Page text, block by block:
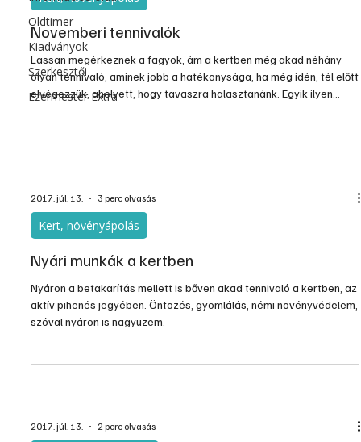
Oldtimer
Kiadványok
Szerkesztői
Ezermester Extra
Novemberi tennivalók
Lassan megérkeznek a fagyok, ám a kertben még akad néhány
olyan tennivaló, aminek jobb a hatékonysága, ha még idén, tél előtt
elvégezzük, ahelyett, hogy tavaszra halasztanánk. Egyik ilyen
2017. júl. 13. 3 perc olvasás
Kert, növényápolás
Nyári munkák a kertben
Nyáron a betakarítás mellett is bőven akad tennivaló a kertben, az
aktív pihenés jegyében. Öntözés, gyomlálás, némi növényvédelem,
szóval nyáron is nagyüzem.
2017. júl. 13. 2 perc olvasás